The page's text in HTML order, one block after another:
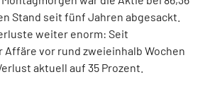
Stand seit fünf Jahren abgesackt.
weiter enorm: Seit
vor rund zweieinhalb Wochen
aktuell auf 35 Prozent.